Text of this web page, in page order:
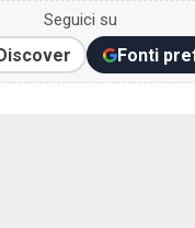
Seguici su
Fonti